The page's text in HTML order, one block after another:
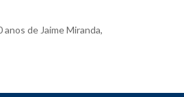
anos de Jaime Miranda,